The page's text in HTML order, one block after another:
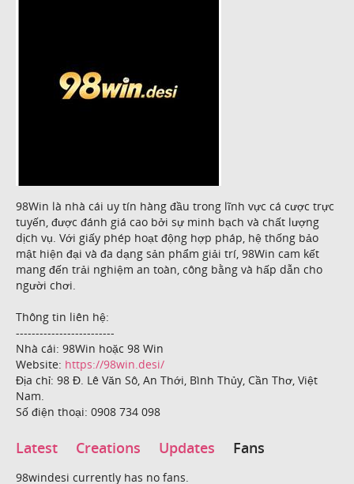
98Win là nhà cái uy tín hàng đầu trong lĩnh vực cá cược trực
tuyến, được đánh giá cao bởi sự minh bạch và chất lượng
dịch vụ. Với giấy phép hoạt động hợp pháp, hệ thống bảo
mật hiện đại và đa dạng sản phẩm giải trí, 98Win cam kết
mang đến trải nghiệm an toàn, công bằng và hấp dẫn cho
người chơi.
Thông tin liên hệ:
-------------------------
Nhà cái: 98Win hoặc 98 Win
Website: https://98win.desi/
Địa chỉ: 98 Đ. Lê Văn Sô, An Thới, Bình Thủy, Cần Thơ, Việt
Nam.
Số điện thoại: 0908 734 098
Latest Creations Updates Fans
98windesi currently has no fans.